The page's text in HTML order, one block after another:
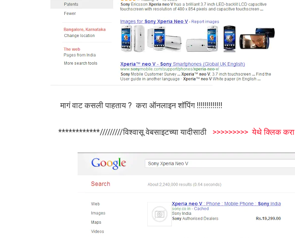
मागं वाट कसली पाहताय ? करा ऑनलाइन शॉपिंग !!!!!!!!!!!!!
************/////////विश्वासू वेबसाइटच्या यादीसाठी >>>>>>>>> येथे क्लिक करा